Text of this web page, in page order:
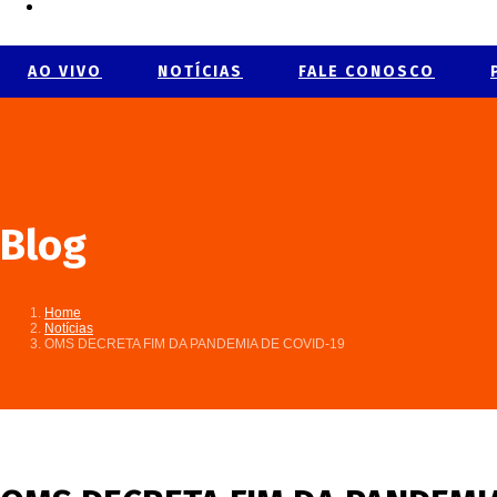
AO VIVO NOTÍCIAS FALE CONOSCO
Blog
Home
Notícias
OMS DECRETA FIM DA PANDEMIA DE COVID-19